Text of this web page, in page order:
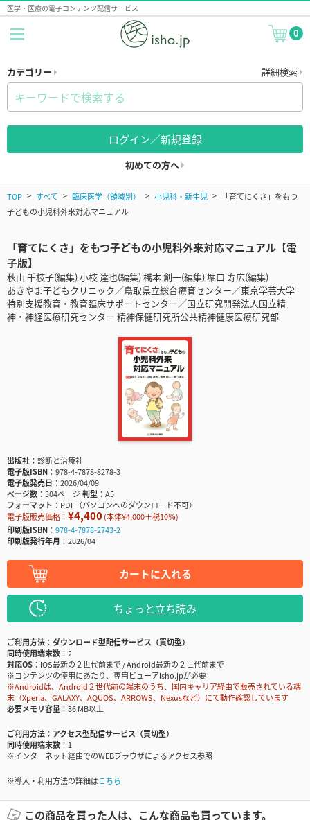
医学・医療の電子コンテンツ配信サービス
0
カテゴリー 詳細検索
ログイン／新規登録
初めての方へ
TOP すべて 臨床医学（領域別） 小児科・新生児
「育てにくさ」をもつ
子どもの小児科外来対応マニュアル
「育てにくさ」をもつ子どもの小児科外来対応マニュアル【電
子版】
秋山 千枝子(編集) 小枝 達也(編集) 橋本 創一(編集) 堀口 寿広(編集)
あきやま子どもクリニック／鳥取県立総合療育センター／東京学芸大学
特別支援教育・教育臨床サポートセンター／国立研究開発法人国立精
神・神経医療研究センター 精神保健研究所公共精神健康医療研究部
出版社
診断と治療社
電子版ISBN
978-4-7878-8278-3
電子版発売日
2026/04/09
ページ数
304ページ判型
A5
フォーマット
PDF（パソコンへのダウンロード不可）
電子版販売価格： ¥4,400(本体¥4,000＋税10％)
印刷版ISBN
978-4-7878-2743-2
印刷版発行年月
2026/04
カートに入れる
ちょっと立ち読み
ご利用方法
ダウンロード型配信サービス（買切型）
同時使用端末数
2
対応OS
iOS最新の２世代前まで / Android最新の２世代前まで
※コンテンツの使用にあたり、専用ビューアisho.jpが必要
※Androidは、Android２世代前の端末のうち、国内キャリア経由で販売されている端
末（Xperia、GALAXY、AQUOS、ARROWS、Nexusなど）にて動作確認しています
必要メモリ容量
36 MB以上
ご利用方法
アクセス型配信サービス（買切型）
同時使用端末数
1
※インターネット経由でのWEBブラウザによるアクセス参照
※導入・利用方法の詳細はこちら
この商品を買った人は、こんな商品も買っています。